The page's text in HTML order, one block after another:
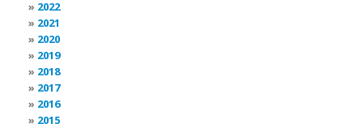
2022
2021
2020
2019
2018
2017
2016
2015